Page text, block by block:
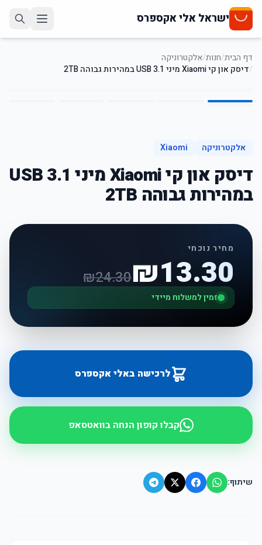
ישראל אלי אקספרס
דף הבית/חנות/אלקטרוניקה
/דיסק און קי Xiaomi מיני USB 3.1 במהירות גבוהה 2TB 1
/
5
אלקטרוניקה Xiaomi
דיסק און קי Xiaomi מיני USB 3.1
במהירות גבוהה 2TB
מחיר נוכחי
₪13.30
₪24.30
זמין למשלוח מיידי
לרכישה באלי אקספרס
קבלו קופון הנחה בוואטסאפ
שיתוף: